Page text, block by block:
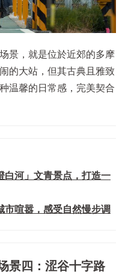
景，就是位於近郊的多摩
的大站，但其古典且雅致
温馨的日常感，完美契合
白河」文青景点，打造一
市喧嚣，感受自然慢步调
景四：涩谷十字路